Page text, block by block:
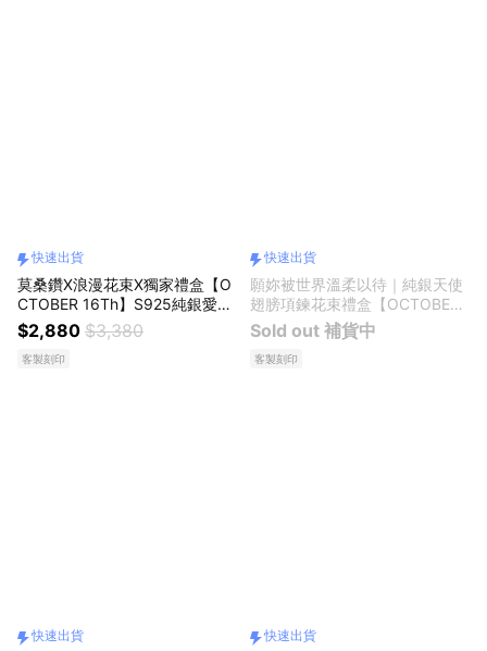
快速出貨
莫桑鑽X浪漫花束X獨家禮盒【O
CTOBER 16Th】S925純銀愛心
莫桑鑽項鍊鎖骨鍊 開運 生日禮
物 閨蜜禮物 情人節禮物 交換禮
物 客製化禮物
$2,880 $3,380
客製刻印
快速出貨
願妳被世界溫柔以待｜純銀天使
翅膀項鍊花束禮盒【OCTOBER
16Th】S925純銀愛心跳動天使
翅膀項鍊鎖骨鍊 開運 生日禮物
閨蜜禮物 情人節禮物 交換禮物
Sold out 補貨中
客製刻印
快速出貨 快速出貨